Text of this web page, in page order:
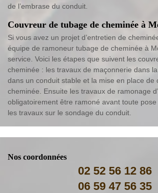
de l’embrase du conduit.
Couvreur de tubage de cheminée à
Si vous avez un projet d’entretien de
équipe de ramoneur tubage de cheminée à
service. Voici les étapes que suivent les
cheminée : les travaux de maçonnerie dans
dans un conduit stable et la mise en place de
cheminée. Ensuite les travaux de ramonage
obligatoirement être ramoné avant toute
les travaux sur le sondage du conduit.
Nos coordonnées
02 52 56 12 86
06 59 47 56 35